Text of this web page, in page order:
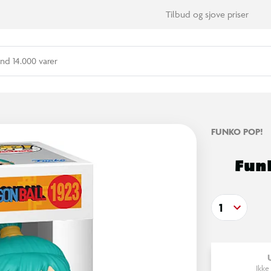
Tilbud og sjove priser
14.000 varer
FUNKO POP!
1